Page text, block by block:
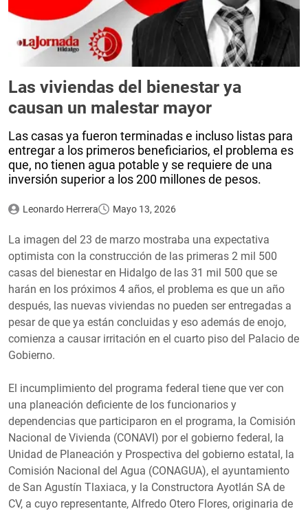
Las viviendas del bienestar ya
causan un malestar mayor
Las casas ya fueron terminadas e incluso listas para
entregar a los primeros beneficiarios, el problema es
que, no tienen agua potable y se requiere de una
inversión superior a los 200 millones de pesos.
Leonardo Herrera Mayo 13, 2026
La imagen del 23 de marzo mostraba una expectativa
optimista con la construcción de las primeras 2 mil 500
casas del bienestar en Hidalgo de las 31 mil 500 que se
harán en los próximos 4 años, el problema es que un año
después, las nuevas viviendas no pueden ser entregadas a
pesar de que ya están concluidas y eso además de enojo,
comienza a causar irritación en el cuarto piso del Palacio de
Gobierno.
El incumplimiento del programa federal tiene que ver con
una planeación deficiente de los funcionarios y
dependencias que participaron en el programa, la Comisión
Nacional de Vivienda (CONAVI) por el gobierno federal, la
Unidad de Planeación y Prospectiva del gobierno estatal, la
Comisión Nacional del Agua (CONAGUA), el ayuntamiento
de San Agustín Tlaxiaca, y la Constructora Ayotlán SA de
CV, a cuyo representante, Alfredo Otero Flores, originaria de